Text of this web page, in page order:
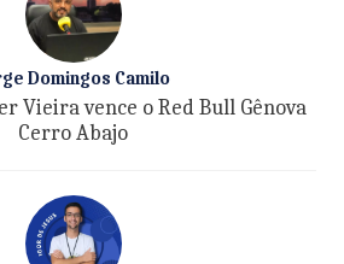
Domingos Camilo
Vieira vence o Red Bull Gênova
Cerro Abajo